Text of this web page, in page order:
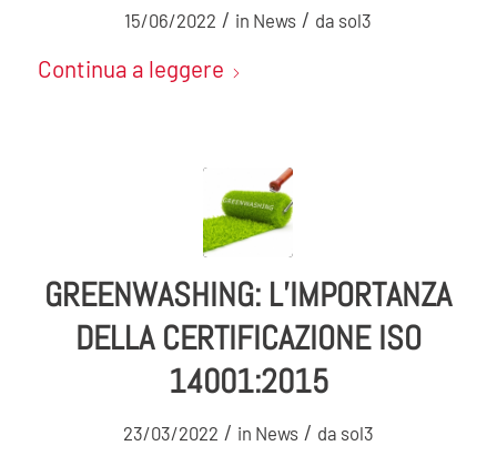
15/06/2022 / in News / da sol3
Continua a leggere
GREENWASHING: L’IMPORTANZA
DELLA CERTIFICAZIONE ISO
14001:2015
23/03/2022 / in News / da sol3